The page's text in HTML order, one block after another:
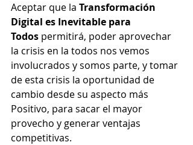
Aceptar que la Transformación
Digital es Inevitable para
Todos permitirá, poder aprovechar
la crisis en la todos nos vemos
involucrados y somos parte, y tomar
de esta crisis la oportunidad de
cambio desde su aspecto más
Positivo, para sacar el mayor
provecho y generar ventajas
competitivas.